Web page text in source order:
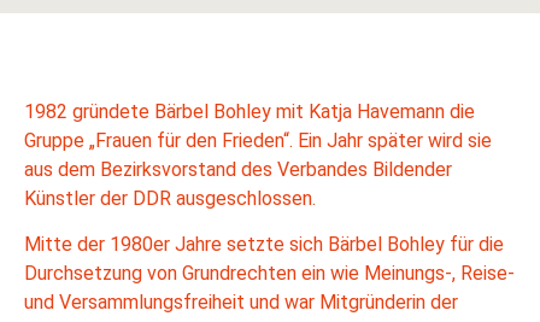
1982 gründete Bärbel Bohley mit Katja Havemann die
Gruppe „Frauen für den Frie­den“. Ein Jahr später wird sie
aus dem Bezirksvorstand des Verbandes Bildender
Künstler der DDR ausgeschlossen.
Mitte der 1980er Jahre setzte sich Bärbel Bohley für die
Durchsetzung von Grund­rechten ein wie Meinungs-, Reise-
und Versammlungsfreiheit und war Mitgründerin der